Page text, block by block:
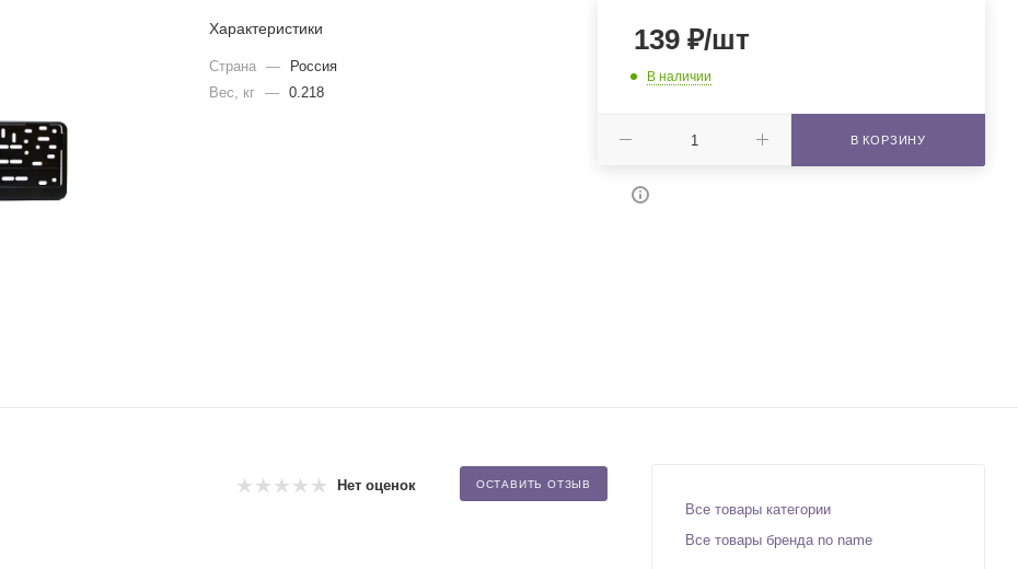
Характеристики
Страна —
Россия
Вес, кг
— 0.218
139₽/шт
В наличии
В КОРЗИНУ
Нет оценок ОСТАВИТЬ ОТЗЫВ
Все товары категории
Все товары бренда no name